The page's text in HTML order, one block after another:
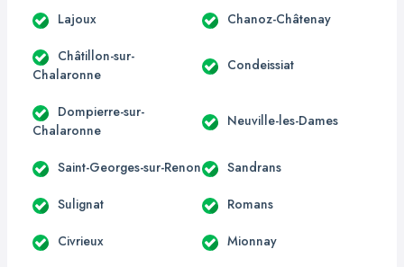
Lajoux Chanoz-Châtenay
Châtillon-sur-
Chalaronne
Condeissiat
Dompierre-sur-
Chalaronne
Neuville-les-Dames
Saint-Georges-sur-Renon Sandrans
Sulignat Romans
Civrieux Mionnay